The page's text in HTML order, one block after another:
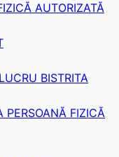
AUTORIZATĂ
BISTRITA
PERSOANĂ FIZICĂ